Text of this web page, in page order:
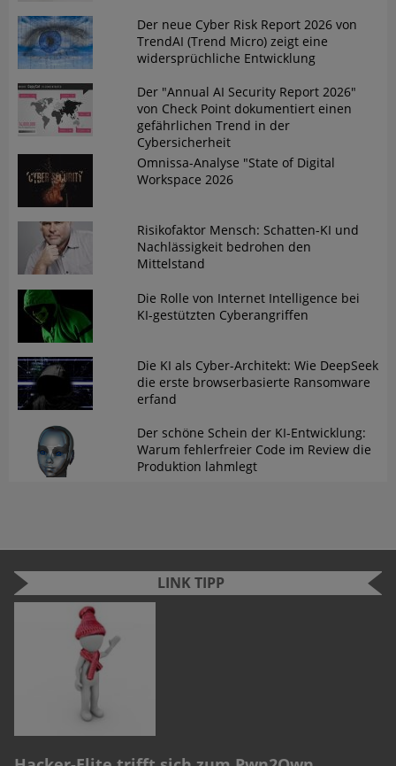
Der neue Cyber Risk Report 2026 von
TrendAI (Trend Micro) zeigt eine
widersprüchliche Entwicklung
Der "Annual AI Security Report 2026"
von Check Point dokumentiert einen
gefährlichen Trend in der
Cybersicherheit
Omnissa-Analyse "State of Digital
Workspace 2026
Risikofaktor Mensch: Schatten-KI und
Nachlässigkeit bedrohen den
Mittelstand
Die Rolle von Internet Intelligence bei
KI-gestützten Cyberangriffen
Die KI als Cyber-Architekt: Wie DeepSeek
die erste browserbasierte Ransomware
erfand
Der schöne Schein der KI-Entwicklung:
Warum fehlerfreier Code im Review die
Produktion lahmlegt
LINK TIPP